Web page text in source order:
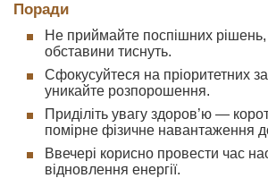
Поради
Не приймайте поспішних рішень,
обставини тиснуть.
Сфокусуйтеся на пріоритетних
уникайте розпорошення.
Приділіть увагу здоров’ю —
помірне фізичне навантаження
Ввечері корисно провести час
відновлення енергії.